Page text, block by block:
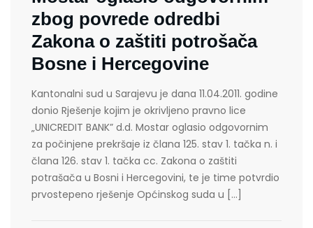
zbog povrede odredbi
Zakona o zaštiti potrošača
Bosne i Hercegovine
Kantonalni sud u Sarajevu je dana 11.04.2011. godine
donio Rješenje kojim je okrivljeno pravno lice
„UNICREDIT BANK” d.d. Mostar oglasio odgovornim
za počinjene prekršaje iz člana 125. stav 1. tačka n. i
člana 126. stav 1. tačka cc. Zakona o zaštiti
potrašača u Bosni i Hercegovini, te je time potvrdio
prvostepeno rješenje Općinskog suda u […]